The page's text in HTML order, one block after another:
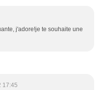
j'adore!je te souhaite une
17:45